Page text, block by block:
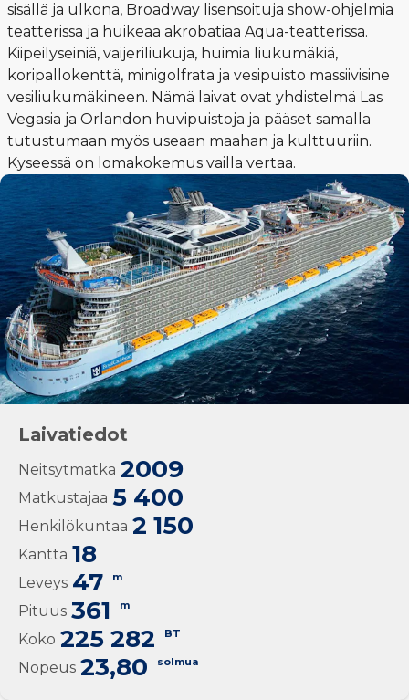
sisällä ja ulkona, Broadway lisensoituja show-ohjelmia
teatterissa ja huikeaa akrobatiaa Aqua-teatterissa.
Kiipeilyseiniä, vaijeriliukuja, huimia liukumäkiä,
koripallokenttä, minigolfrata ja vesipuisto massiivisine
vesiliukumäkineen. Nämä laivat ovat yhdistelmä Las
Vegasia ja Orlandon huvipuistoja ja pääset samalla
tutustumaan myös useaan maahan ja kulttuuriin.
Kyseessä on lomakokemus vailla vertaa.
Laivatiedot
Neitsytmatka 2009
Matkustajaa 5 400
Henkilökuntaa 2 150
Kantta 18
Leveys 47 m
Pituus 361 m
Koko 225 282 BT
Nopeus 23,80 solmua